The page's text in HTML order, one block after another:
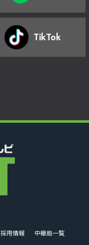
TikTok
採用情報 中継局一覧